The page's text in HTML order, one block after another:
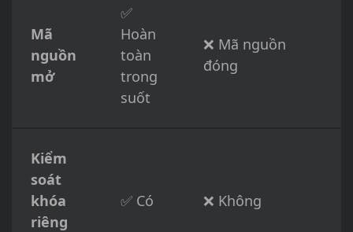
Mã
nguồn
mở
✅
Hoàn
toàn
trong
suốt
❌ Mã nguồn
đóng
Kiểm
soát
khóa
riêng
✅ Có ❌ Không